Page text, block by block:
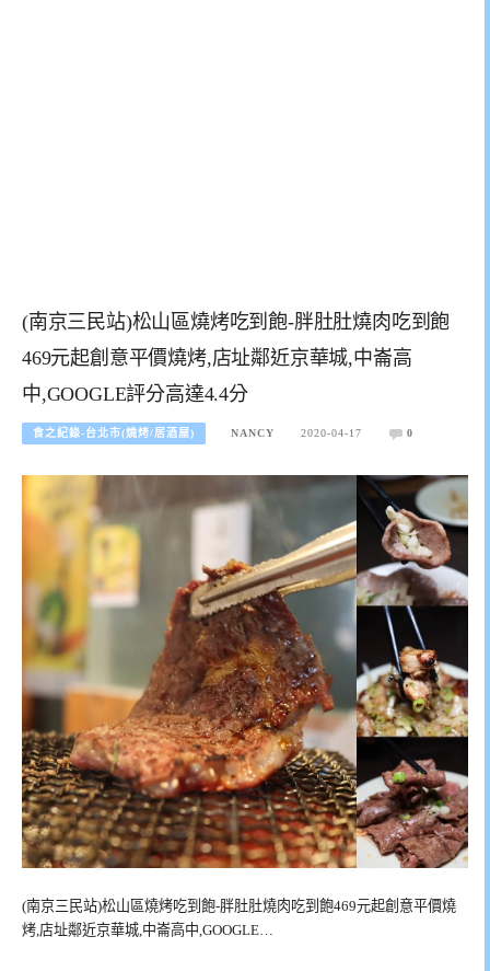
(南京三民站)松山區燒烤吃到飽-胖肚肚燒肉吃到飽
469元起創意平價燒烤,店址鄰近京華城,中崙高
中,GOOGLE評分高達4.4分
食之紀錄-台北市(燒烤/居酒屋) NANCY 2020-04-17 0
(南京三民站)松山區燒烤吃到飽-胖肚肚燒肉吃到飽469元起創意平價燒
烤,店址鄰近京華城,中崙高中,GOOGLE…